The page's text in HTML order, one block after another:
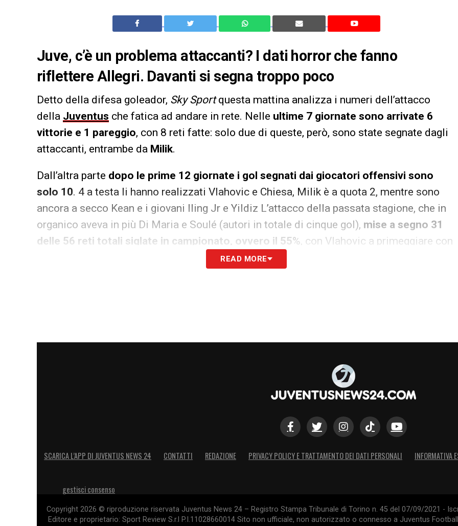
Juve, c’è un problema attaccanti? I dati horror che fanno
riflettere Allegri. Davanti si segna troppo poco
Detto della difesa goleador, Sky Sportquesta mattina analizza i numeri dell’attacco
della Juventus che fatica ad andare in rete. Nelle ultime 7 giornate sono arrivate 6
vittorie e 1 pareggio, con 8 reti fatte: solo due di queste, però, sono state segnate dagli
attaccanti, entrambe da Milik.
Dall’altra parte dopo le prime 12 giornate i gol segnati dai giocatori offensivi sono
solo 10. 4 a testa li hanno realizzati Vlahovic e Chiesa, Milik è a quota 2, mentre sono
ancora a secco Kean e i giovani Iling Jr e Yildiz L’attacco della passata stagione, che in
organico aveva in più Di Maria e Soulé (autori in totale di cinque gol), mise a segno 31
delle 56 reti totali siglate in campionato, ovvero il 55% , con Vlahovic a primeggiare con
10 centri personali. Quest’anno il reparto offensivo ha firmato il
READ MORE
SCARICA L’APP DI JUVENTUS NEWS 24 CONTATTI REDAZIONE PRIVACY POLICY E TRATTAMENTO DEI DATI PERSONALI INFORMATIVA
gestisci consenso
Copyright 2026 © riproduzione riservata Juventus News 24 – Registro Stampa Tribunale di Torino n. 45 del 07/09/2021 -
Editore e proprietario: Sport Review S.r.l P.I.11028660014 Sito non ufficiale, non autorizzato o connesso a Juventus